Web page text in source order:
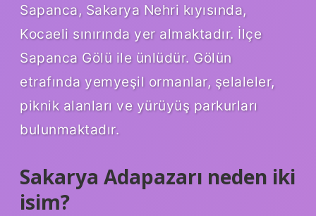
Sapanca, Sakarya Nehri kıyısında,
Kocaeli sınırında yer almaktadır. İlçe
Sapanca Gölü ile ünlüdür. Gölün
etrafında yemyeşil ormanlar, şelaleler,
piknik alanları ve yürüyüş parkurları
bulunmaktadır.
Sakarya Adapazarı neden iki
isim?